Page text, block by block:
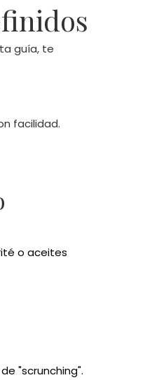
guía, te
facilidad.
o aceites
"scrunching".